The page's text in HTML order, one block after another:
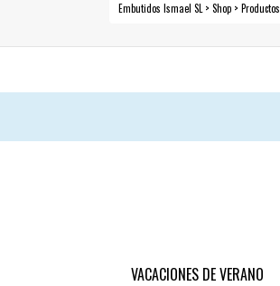
Embutidos Ismael SL > Shop > Productos
VACACIONES DE VERANO